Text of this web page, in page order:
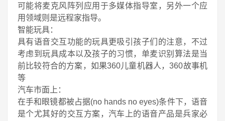
可能将麦克风阵列应用于多媒体指导室，另外一个应
用领域则是远程家指导。
智能玩具：
具有语音交互功能的玩具更吸引孩子们的注意，不过
考虑到玩具成本以及孩子的习惯，单麦识别算法是当
前比较符合的方案，如果360儿童机器人，360故事机
等
汽车市面上：
在手和眼镜都被占据(no hands no eyes)条件下，语音
是个尤其好的交互方案，汽车上的语音产品是兵家必